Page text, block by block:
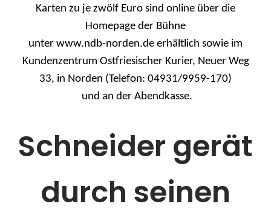
Karten zu je zwölf Euro sind online über die
Homepage der Bühne
unter www.ndb-norden.de erhältlich sowie im
Kundenzentrum Ostfriesischer Kurier, Neuer Weg
33, in Norden (Telefon: 04931/9959-170)
und an der Abendkasse.
Schneider gerät
durch seinen